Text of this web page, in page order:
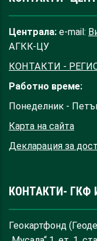
Централа: e-mail:
АГКК-ЦУ
КОНТАКТИ -
Работно време:
Понеделник -
Карта на сайта
Декларация за
КОНТАКТИ- ГКФ
Геокартфонд